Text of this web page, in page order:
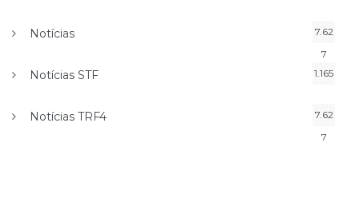
Notícias
7.62
7
Notícias STF 1.165
Notícias TRF4
7.62
7